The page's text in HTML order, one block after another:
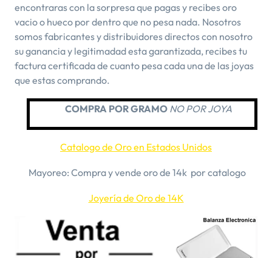
encontraras con la sorpresa que pagas y recibes oro
vacio o hueco por dentro que no pesa nada. Nosotros
somos fabricantes y distribuidores directos con nosotro
su ganancia y legitimadad esta garantizada, recibes tu
factura certificada de cuanto pesa cada una de las joyas
que estas comprando.
COMPRA POR GRAMO NO POR JOYA
Catalogo de Oro en Estados Unidos
​Mayoreo: Compra y vende oro de 14k por catalogo
Joyería de Oro de 14K